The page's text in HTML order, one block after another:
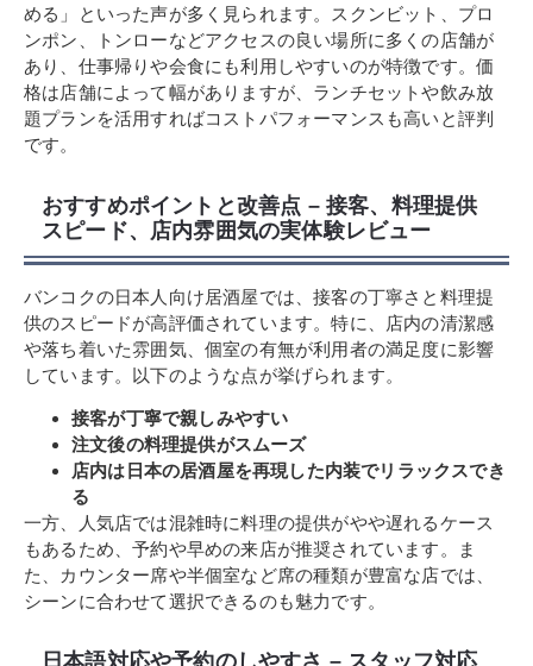
める」といった声が多く見られます。スクンビット、プロ
ンポン、トンローなどアクセスの良い場所に多くの店舗が
あり、仕事帰りや会食にも利用しやすいのが特徴です。価
格は店舗によって幅がありますが、ランチセットや飲み放
題プランを活用すればコストパフォーマンスも高いと評判
です。
おすすめポイントと改善点 – 接客、料理提供
スピード、店内雰囲気の実体験レビュー
バンコクの日本人向け居酒屋では、接客の丁寧さと料理提
供のスピードが高評価されています。特に、店内の清潔感
や落ち着いた雰囲気、個室の有無が利用者の満足度に影響
しています。以下のような点が挙げられます。
接客が丁寧で親しみやすい
注文後の料理提供がスムーズ
店内は日本の居酒屋を再現した内装でリラックスでき
る
一方、人気店では混雑時に料理の提供がやや遅れるケース
もあるため、予約や早めの来店が推奨されています。ま
た、カウンター席や半個室など席の種類が豊富な店では、
シーンに合わせて選択できるのも魅力です。